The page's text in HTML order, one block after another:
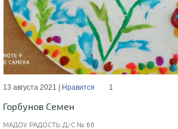
13 августа 2021 | Нравится 1
Горбунов Семен
МАДОУ РАДОСТЬ Д/С № 66